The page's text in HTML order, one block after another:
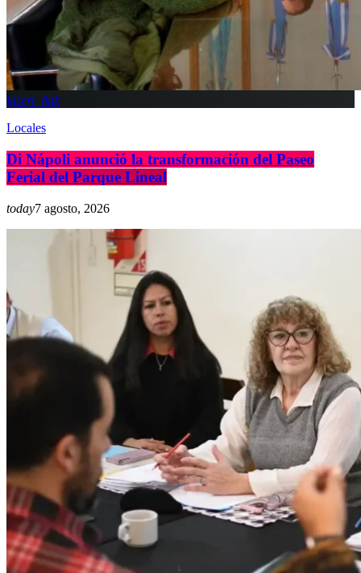
insert_link
Locales
Di Nápoli anunció la transformación del Paseo
Ferial del Parque Lineal
today7 agosto, 2026